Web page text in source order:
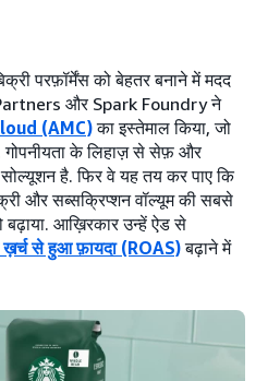
परफ़ॉर्मेंस को बेहतर बनाने में मदद
और Spark Foundry ने
(AMC)का इस्तेमाल किया, जो
गोपनीयता के लिहाज़ से सेफ़ और
है. फिर वे यह तय कर पाए कि
और सब्सक्रिप्शन वॉल्यूम की सबसे
आख़िरकार उन्हें ऐड से
ख़र्च से हुआ फ़ायदा (ROAS)बढ़ाने में